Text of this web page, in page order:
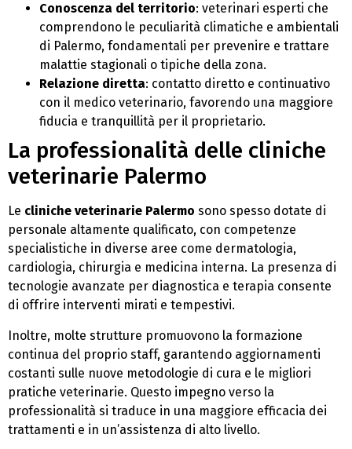
Conoscenza del territorio: veterinari esperti che
comprendono le peculiarità climatiche e ambientali
di Palermo, fondamentali per prevenire e trattare
malattie stagionali o tipiche della zona.
Relazione diretta: contatto diretto e continuativo
con il medico veterinario, favorendo una maggiore
fiducia e tranquillità per il proprietario.
La professionalità delle cliniche
veterinarie Palermo
Le cliniche veterinarie Palermo sono spesso dotate di
personale altamente qualificato, con competenze
specialistiche in diverse aree come dermatologia,
cardiologia, chirurgia e medicina interna. La presenza di
tecnologie avanzate per diagnostica e terapia consente
di offrire interventi mirati e tempestivi.
Inoltre, molte strutture promuovono la formazione
continua del proprio staff, garantendo aggiornamenti
costanti sulle nuove metodologie di cura e le migliori
pratiche veterinarie. Questo impegno verso la
professionalità si traduce in una maggiore efficacia dei
trattamenti e in un’assistenza di alto livello.